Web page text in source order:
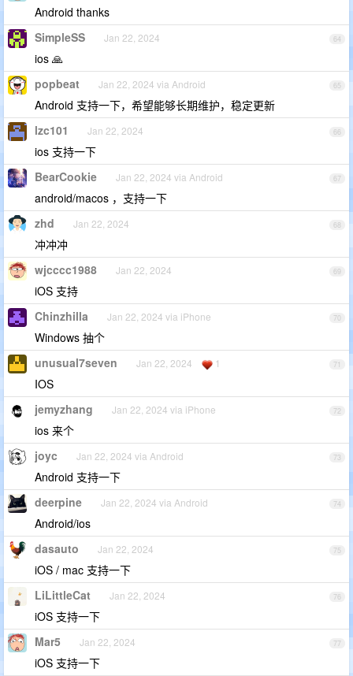
Android thanks
64
SimpleSS Jan 22, 2024
ios 🙏
65
popbeat Jan 22, 2024 via Android
Android 支持一下，希望能够长期维护，稳定更新
66
lzc101 Jan 22, 2024
ios 支持一下
67
BearCookie Jan 22, 2024 via Android
android/macos ，支持一下
68
zhd Jan 22, 2024
冲冲冲
69
wjcccc1988 Jan 22, 2024
iOS 支持
70
Chinzhilla Jan 22, 2024 via iPhone
Windows 抽个
71
unusual7seven Jan 22, 2024 1
IOS
72
jemyzhang Jan 22, 2024 via iPhone
ios 来个
73
joyc Jan 22, 2024 via Android
Android 支持一下
74
deerpine Jan 22, 2024 via Android
Android/ios
75
dasauto Jan 22, 2024
iOS / mac 支持一下
76
LiLittleCat Jan 22, 2024
iOS 支持一下
77
Mar5 Jan 22, 2024
iOS 支持一下